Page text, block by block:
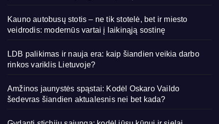
Kauno autobusų stotis – ne tik stotelė, bet ir miesto
veidrodis: modernūs vartai į laikinąją sostinę
LDB palikimas ir nauja era: kaip šiandien veikia darbo
rinkos variklis Lietuvoje?
Amžinos jaunystės spąstai: Kodėl Oskaro Vaildo
šedevras šiandien aktualesnis nei bet kada?